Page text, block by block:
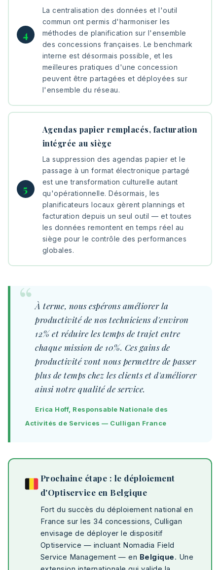
La centralisation des données et l'outil
commun ont permis d'harmoniser les
méthodes de planification sur l'ensemble
des concessions françaises. Le benchmark
interne est désormais possible, et les
meilleures pratiques d'une concession
peuvent être partagées et déployées sur
l'ensemble du réseau.
Agendas papier remplacés, facturation
intégrée au siège
La suppression des agendas papier et le
passage à un format électronique partagé
est une transformation culturelle autant
qu'opérationnelle. Désormais, les
planificateurs locaux gèrent plannings et
facturation depuis un seul outil — et toutes
les données remontent en temps réel au
siège pour le contrôle des performances
globales.
À terme, nous espérons améliorer la
productivité de nos techniciens d'environ
12% et réduire les temps de trajet entre
chaque mission de 10%. Ces gains de
productivité vont nous permettre de passer
plus de temps chez les clients et d'améliorer
ainsi notre qualité de service.
Erica Hoff, Responsable Nationale des
Activités de Services — Culligan France
Prochaine étape : le déploiement
d'Optiservice en Belgique
Fort du succès du déploiement national en
France sur les 34 concessions, Culligan
envisage de déployer le dispositif
Optiservice — incluant Nomadia Field
Service Management — en Belgique. Une